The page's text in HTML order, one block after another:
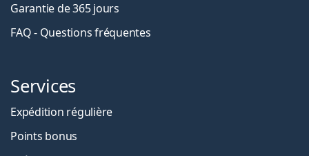
Garantie de 365 jours
FAQ - Questions fréquentes
Services
Expédition régulière
Points bonus